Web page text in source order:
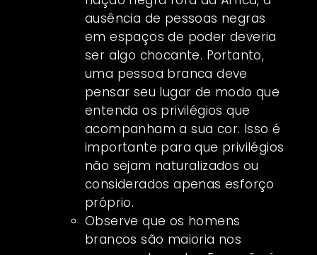
ausência de pessoas negras
em espaços de poder deveria
ser algo chocante. Portanto,
uma pessoa branca deve
pensar seu lugar de modo que
entenda os privilégios que
acompanham a sua cor. Isso é
importante para que privilégios
não sejam naturalizados ou
considerados apenas esforço
próprio.
Observe que os homens
brancos são maioria nos